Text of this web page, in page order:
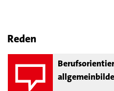
Reden